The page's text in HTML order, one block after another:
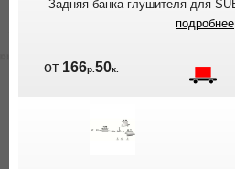
Задняя банка глушителя для
подробнее
от 166р. 50к.